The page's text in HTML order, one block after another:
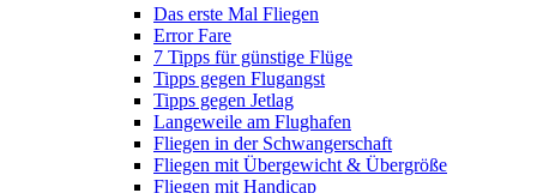
Das erste Mal Fliegen
Error Fare
7 Tipps für günstige Flüge
Tipps gegen Flugangst
Tipps gegen Jetlag
Langeweile am Flughafen
Fliegen in der Schwangerschaft
Fliegen mit Übergewicht & Übergröße
Fliegen mit Handicap